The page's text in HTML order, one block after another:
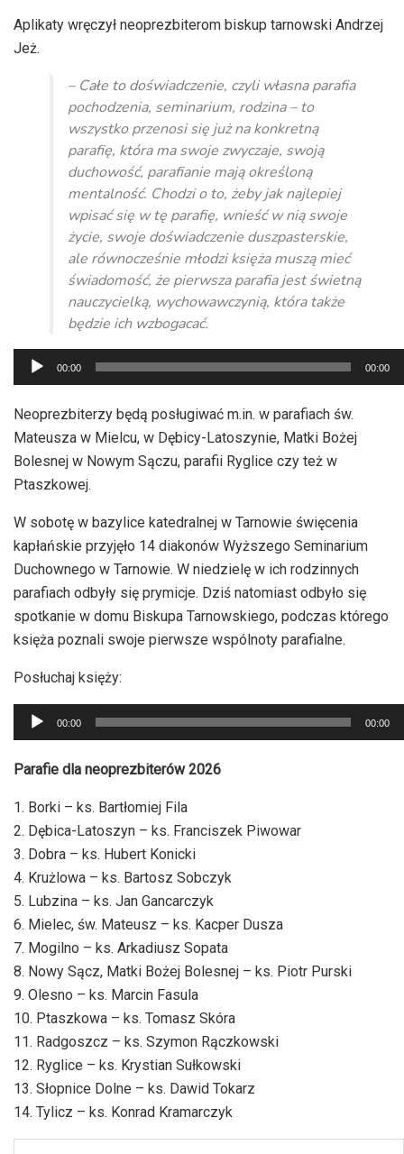
Aplikaty wręczył neoprezbiterom biskup tarnowski Andrzej
Jeż.
– Całe to doświadczenie, czyli własna parafia
pochodzenia, seminarium, rodzina – to
wszystko przenosi się już na konkretną
parafię, która ma swoje zwyczaje, swoją
duchowość, parafianie mają określoną
mentalność. Chodzi o to, żeby jak najlepiej
wpisać się w tę parafię, wnieść w nią swoje
życie, swoje doświadczenie duszpasterskie,
ale równocześnie młodzi księża muszą mieć
świadomość, że pierwsza parafia jest świetną
nauczycielką, wychowawczynią, która także
będzie ich wzbogacać.
Odtwarzacz
plików
dźwiękowych
00:00 00:00
Neoprezbiterzy będą posługiwać m.in. w parafiach św.
Mateusza w Mielcu, w Dębicy-Latoszynie, Matki Bożej
Bolesnej w Nowym Sączu, parafii Ryglice czy też w
Ptaszkowej.
W sobotę w bazylice katedralnej w Tarnowie święcenia
kapłańskie przyjęło 14 diakonów Wyższego Seminarium
Duchownego w Tarnowie. W niedzielę w ich rodzinnych
parafiach odbyły się prymicje. Dziś natomiast odbyło się
spotkanie w domu Biskupa Tarnowskiego, podczas którego
księża poznali swoje pierwsze wspólnoty parafialne.
Posłuchaj księży:
Odtwarzacz
plików
dźwiękowych
00:00 00:00
Parafie dla neoprezbiterów 2026
1. Borki – ks. Bartłomiej Fila
2. Dębica-Latoszyn – ks. Franciszek Piwowar
3. Dobra – ks. Hubert Konicki
4. Krużlowa – ks. Bartosz Sobczyk
5. Lubzina – ks. Jan Gancarczyk
6. Mielec, św. Mateusz – ks. Kacper Dusza
7. Mogilno – ks. Arkadiusz Sopata
8. Nowy Sącz, Matki Bożej Bolesnej – ks. Piotr Purski
9. Olesno – ks. Marcin Fasula
10. Ptaszkowa – ks. Tomasz Skóra
11. Radgoszcz – ks. Szymon Rączkowski
12. Ryglice – ks. Krystian Sułkowski
13. Słopnice Dolne – ks. Dawid Tokarz
14. Tylicz – ks. Konrad Kramarczyk